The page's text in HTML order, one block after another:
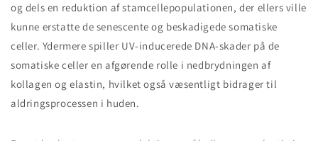
og dels en reduktion af stamcellepopulationen, der ellers ville
kunne erstatte de senescente og beskadigede somatiske
celler. Ydermere spiller UV-inducerede DNA-skader på de
somatiske celler en afgørende rolle i nedbrydningen af
kollagen og elastin, hvilket også væsentligt bidrager til
aldringsprocessen i huden.